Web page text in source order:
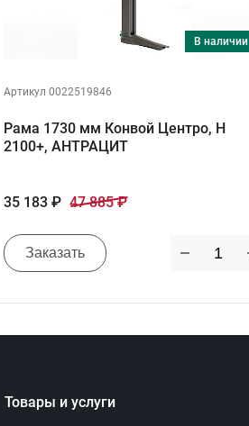
в наличии
Артикул 0022519846
Рама 1730 мм Конвой Центро, H
2100+, АНТРАЦИТ
35 183 ₽ 47 885 ₽
Заказать
Товары и услуги